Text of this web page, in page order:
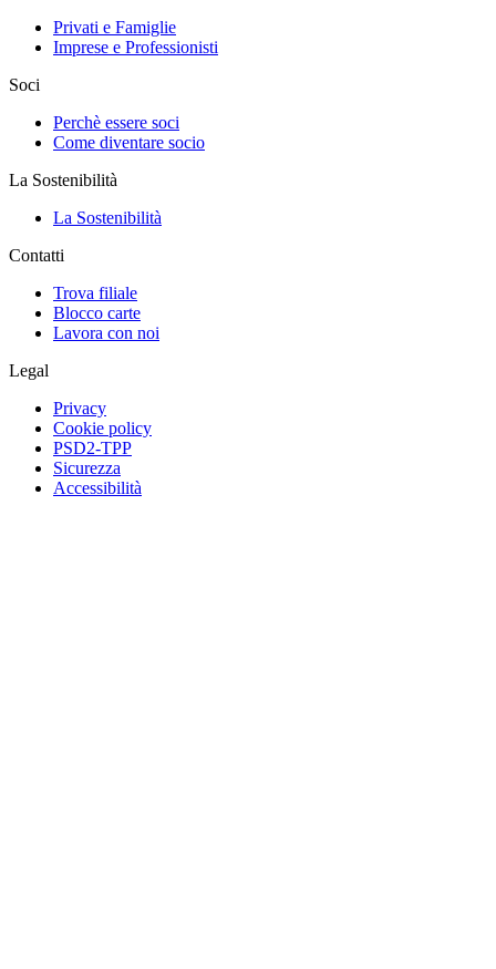
Privati e Famiglie
Imprese e Professionisti
Soci
Perchè essere soci
Come diventare socio
La Sostenibilità
La Sostenibilità
Contatti
Trova filiale
Blocco carte
Lavora con noi
Legal
Privacy
Cookie policy
PSD2-TPP
Sicurezza
Accessibilità